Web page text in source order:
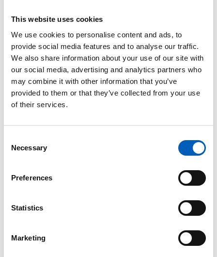
This website uses cookies
We use cookies to personalise content and ads, to
provide social media features and to analyse our traffic.
We also share information about your use of our site with
our social media, advertising and analytics partners who
may combine it with other information that you’ve
provided to them or that they’ve collected from your use
of their services.
Necessary
Preferences
Statistics
Marketing
Tyrkia. Det er andrespråket til rundt 50
millioner mennesker.
Arabisk er kjent for å være ordrikt, noe som
henger sammen med den kontinuerlige
skriftspråktradisjonen og respekten for den
språklige kulturarven, slik at ordtilfanget fra
den tidligste litteraturen blir bevart.
FN's 6 sprogdage:
Kinesisk sprogdag